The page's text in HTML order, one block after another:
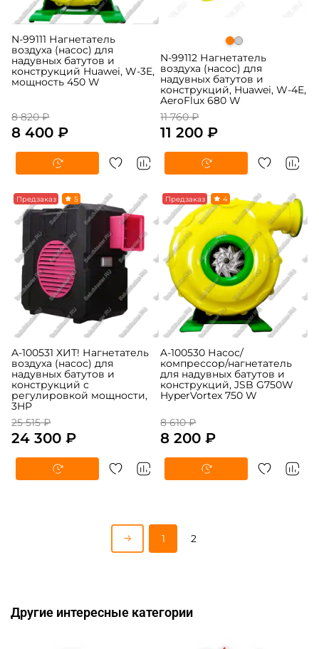
N-99111 Нагнетатель
воздуха (насос) для
надувных батутов и
конструкций Huawei, W-3E,
мощность 450 W
8 820 ₽
8 400 ₽
N-99112 Нагнетатель
воздуха (насос) для
надувных батутов и
конструкций, Huawei, W-4E,
AeroFlux 680 W
11 760 ₽
11 200 ₽
-5% Предзаказ
A-100531 ХИТ! Нагнетатель
воздуха (насос) для
надувных батутов и
конструкций c
регулировкой мощности,
3HP
25 515 ₽
24 300 ₽
-5% Предзаказ 4
A-100530 Насос/
компрессор/нагнетатель
для надувных батутов и
конструкций, JSB G750W
HyperVortex 750 W
8 610 ₽
8 200 ₽
1 2
Другие интересные категории